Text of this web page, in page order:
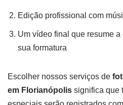
Edição profissional com
Um vídeo final que resume
sua formatura
Escolher nossos serviços de
em Florianópolis significa que